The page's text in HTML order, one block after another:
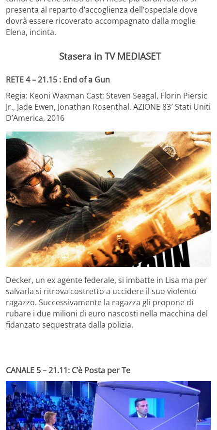
presenta al reparto d’accoglienza dell’ospedale dove
dovrà essere ricoverato accompagnato dalla moglie
Elena, incinta.
Stasera in TV MEDIASET
RETE 4 – 21.15 : End of a Gun
Regia: Keoni Waxman Cast: Steven Seagal, Florin Piersic
Jr., Jade Ewen, Jonathan Rosenthal. AZIONE 83′ Stati Uniti
D’America, 2016
Decker, un ex agente federale, si imbatte in Lisa ma per
salvarla si ritrova costretto a uccidere il suo violento
ragazzo. Successivamente la ragazza gli propone di
rubare i due milioni di euro nascosti nella macchina del
fidanzato sequestrata dalla polizia.
CANALE 5 – 21.11: C’è Posta per Te